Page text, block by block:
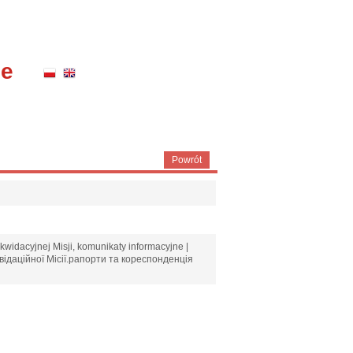
Powrót
Misji, komunikaty informacyjne |
Місії.рапорти та кореспонденція